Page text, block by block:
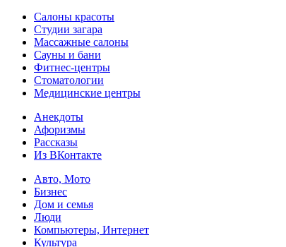
Салоны красоты
Студии загара
Массажные салоны
Сауны и бани
Фитнес-центры
Стоматологии
Медицинские центры
Анекдоты
Афоризмы
Рассказы
Из ВКонтакте
Авто, Мото
Бизнес
Дом и семья
Люди
Компьютеры, Интернет
Культура